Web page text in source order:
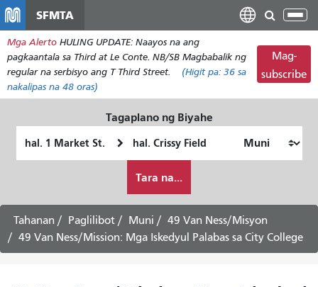
pangunahing
nilalaman
SFMTA
I-
ang
Mga Alerto HULING UPDATE: Naayos na ang
pagkaantala sa Third at Le Conte. NB/SB Magbabalik ng
regular na serbisyo ang T Third Street.
(Higit pa: 36 sa
nakalipas na 48 oras)
Mag-
subscribe
Tagaplano ng Biyahe
ko
gustong
maglakbay
Tara na...
Tahanan Paglilibot Muni
49 Van Ness/Misyon
49 Van Ness/Mission: Mga Iskedyul Palabas sa City College